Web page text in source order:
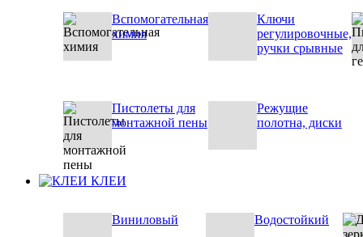
Вспомогательная
химия
Ключи
регулировочные,
ручки срывные
Пистолеты для
монтажной пены
Режущие
полотна, диски
КЛЕИ
Виниловый Водостойкий